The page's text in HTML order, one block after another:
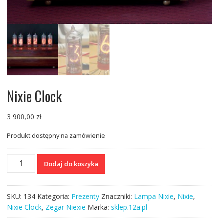
Nixie Clock
3 900,00 zł
Produkt dostępny na zamówienie
Nixie
Dodaj do koszyka
SKU: 134 Kategoria: Prezenty Znaczniki: Lampa Nixie, Nixie,
Nixie Clock, Zegar Niexie Marka: sklep.12a.pl